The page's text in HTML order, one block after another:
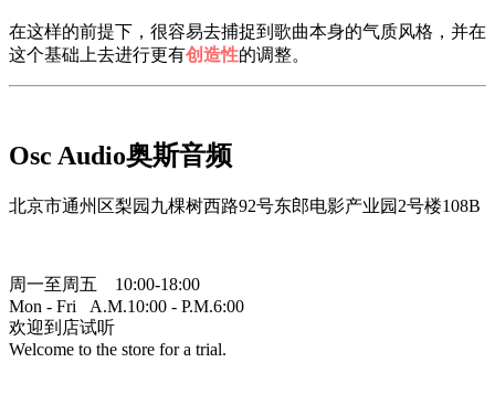
在这样的前提下，很容易去捕捉到歌曲本身的气质风格，并在
这个基础上去进行更有创造性的调整。
Osc Audio奥斯音频
北京市通州区梨园九棵树西路92号东郎电影产业园2号楼108B
周一至周五 10:00-18:00
Mon - Fri A.M.10:00 - P.M.6:00
欢迎到店试听
Welcome to the store for a trial.